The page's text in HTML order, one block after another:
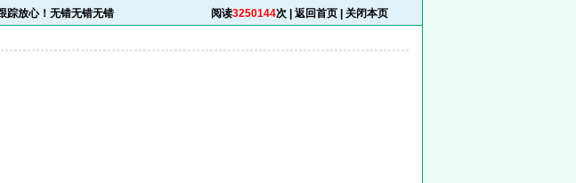
踪放心！无错无错无错 阅读3250144次 | 返回首页 关闭本页